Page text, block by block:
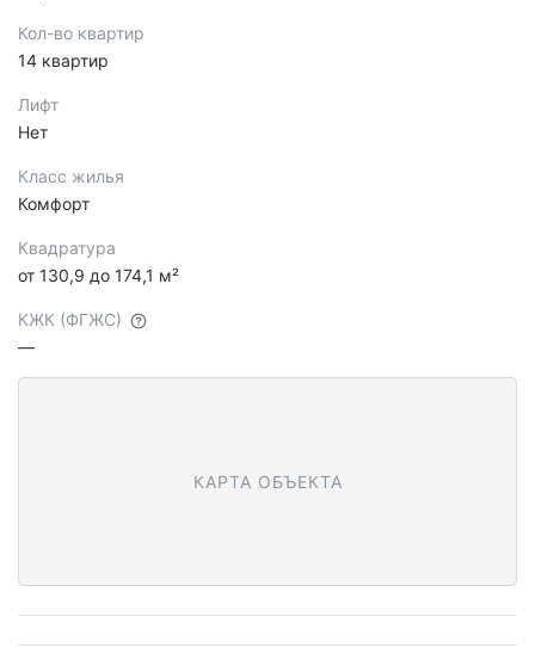
Кол-во квартир
14 квартир
Лифт
Нет
Класс жилья
Комфорт
Квадратура
от 130,9 до 174,1 м²
КЖК (ФГЖС)
—
КАРТА ОБЪЕКТА